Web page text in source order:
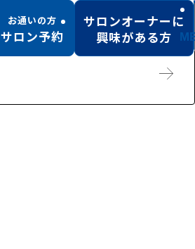
お通いの方
サロン予約
サロンオーナーに
興味がある方